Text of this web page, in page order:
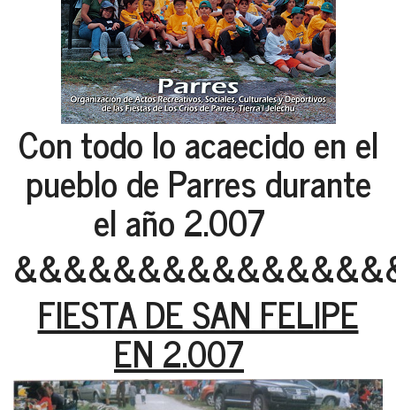
Con todo lo acaecido en el
pueblo de Parres durante
el año 2.007
FIESTA DE SAN FELIPE
EN 2.007